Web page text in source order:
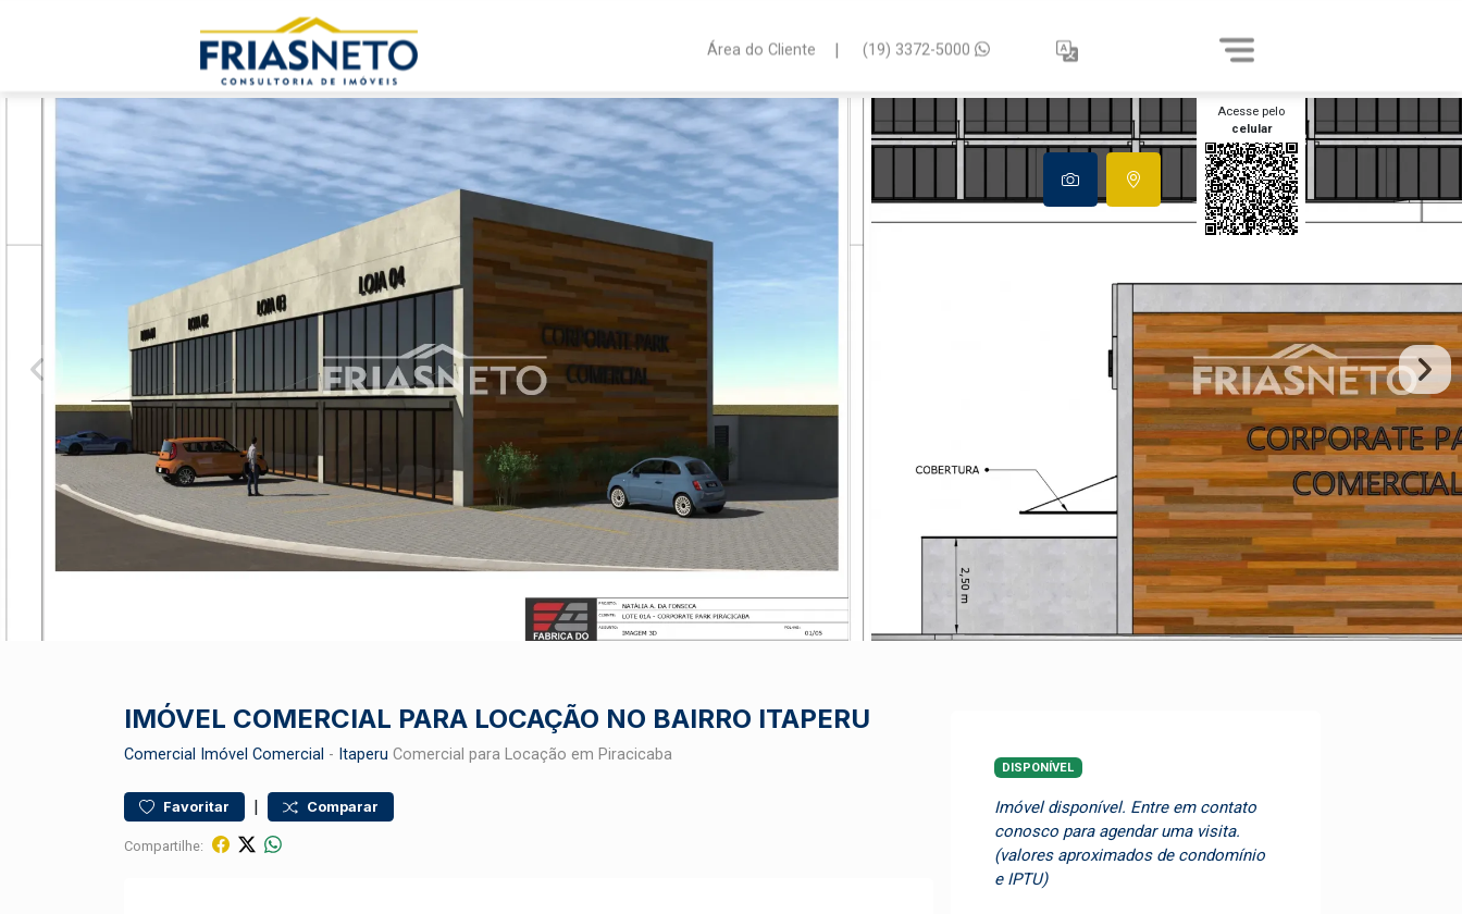
Área do Cliente | (19) 3372-5000
Acesse pelo
celular
IMÓVEL COMERCIAL PARA LOCAÇÃO NO BAIRRO ITAPERU
Comercial Imóvel Comercial - Itaperu Comercial para Locação em Piracicaba
Favoritar | Comparar
Compartilhe:
DISPONÍVEL
Imóvel disponível. Entre em contato
conosco para agendar uma visita.
(valores aproximados de condomínio
e IPTU)